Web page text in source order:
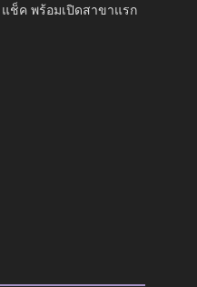
ช็ค พร้อมเปิดสาขาแรก